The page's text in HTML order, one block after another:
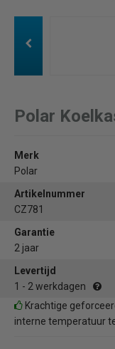
Polar
Merk
Polar
Artikelnummer
CZ781
Garantie
2 jaar
Levertijd
1 - 2 werkdagen
Krachtige
interne temperatuur